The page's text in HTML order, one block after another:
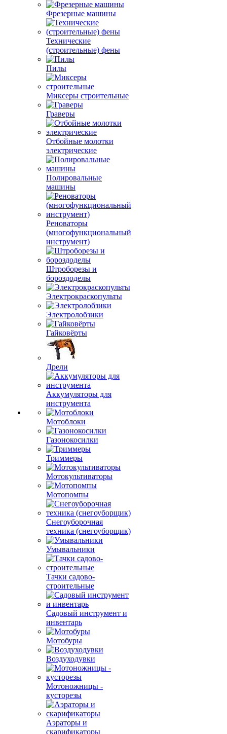
Фрезерные машины
Технические
(строительные) фены
Пилы
Миксеры строительные
Граверы
Отбойные молотки
электрические
Полировальные
машины
Реноваторы
(многофункциональный
инструмент)
Штроборезы и
бороздоделы
Электрокраскопульты
Электролобзики
Гайковёрты
Дрели
Аккумуляторы для
инструмента
Мотоблоки
Газонокосилки
Триммеры
Мотокультиваторы
Мотопомпы
Снегоуборочная
техника (снегоуборщик)
Умывальники
Тачки садово-
строительные
Садовый инструмент и
инвентарь
Мотобуры
Воздуходувки
Мотоножницы -
кусторезы
Аэраторы и
скарификаторы